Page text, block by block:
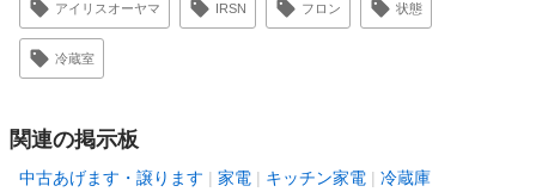
アイリスオーヤマ IRSN フロン 状態
冷蔵室
関連の掲示板
中古あげます・譲ります 家電 キッチン家電 冷蔵庫